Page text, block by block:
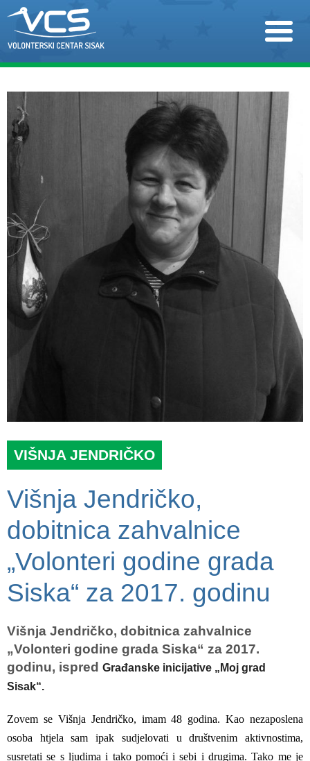
VIŠNJA JENDRIČKO
Višnja Jendričko,
dobitnica zahvalnice
„Volonteri godine grada
Siska“ za 2017. godinu
Višnja Jendričko, dobitnica zahvalnice
„Volonteri godine grada Siska“ za 2017.
godinu, ispred Građanske inicijative „Moj grad
Sisak“.
Zovem se Višnja Jendričko, imam 48 godina. Kao nezaposlena
osoba htjela sam ipak sudjelovati u društvenim aktivnostima,
susretati se s ljudima i tako pomoći i sebi idrugima. Tako me je